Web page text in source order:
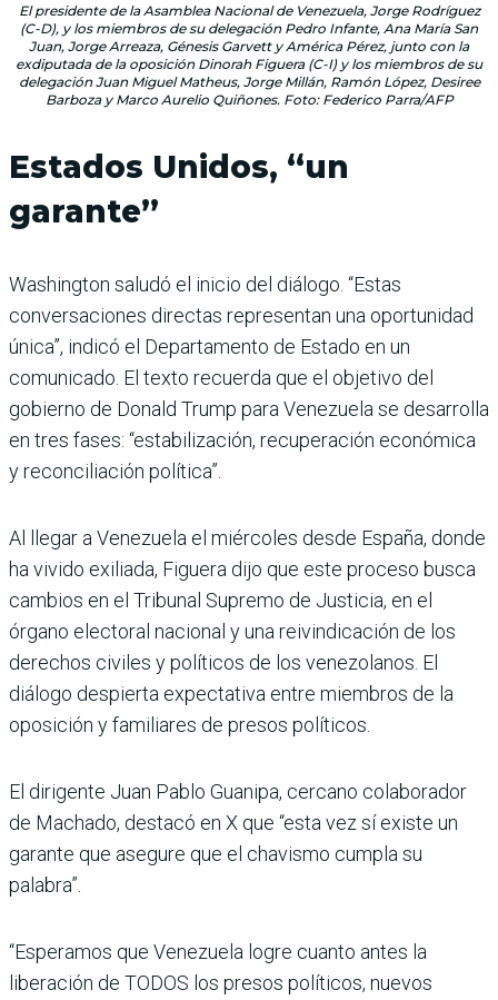
El presidente de la Asamblea Nacional de Venezuela, Jorge Rodríguez
(C-D), y los miembros de su delegación Pedro Infante, Ana María San
Juan, Jorge Arreaza, Génesis Garvett y América Pérez, junto con la
exdiputada de la oposición Dinorah Figuera (C-I) y los miembros de su
delegación Juan Miguel Matheus, Jorge Millán, Ramón López, Desiree
Barboza y Marco Aurelio Quiñones. Foto: Federico Parra/AFP
Estados Unidos, “un
garante”
Washington saludó el inicio del diálogo. “Estas
conversaciones directas representan una oportunidad
única”, indicó el Departamento de Estado en un
comunicado. El texto recuerda que el objetivo del
gobierno de Donald Trump para Venezuela se desarrolla
en tres fases: “estabilización, recuperación económica
y reconciliación política”.
Al llegar a Venezuela el miércoles desde España, donde
ha vivido exiliada, Figuera dijo que este proceso busca
cambios en el Tribunal Supremo de Justicia, en el
órgano electoral nacional y una reivindicación de los
derechos civiles y políticos de los venezolanos. El
diálogo despierta expectativa entre miembros de la
oposición y familiares de presos políticos.
El dirigente Juan Pablo Guanipa, cercano colaborador
de Machado, destacó en X que “esta vez sí existe un
garante que asegure que el chavismo cumpla su
palabra”.
“Esperamos que Venezuela logre cuanto antes la
liberación de TODOS los presos políticos, nuevos